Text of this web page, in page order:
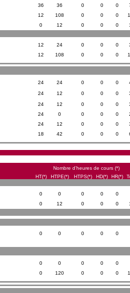
36 36 0 0 0
12 108 0 0 0
0 12 0 0 0
12 24 0 0 0
12 108 0 0 0
24 24 0 0 0
24 12 0 0 0
24 12 0 0 0
24 0 0 0 0
24 12 0 0 0
18 42 0 0 0
Nombre d’heures de cours (*)
HT(*)
HTPE(*) HTPS(*) HD(*) HR(*)
0 0 0 0 0
0 12 0 0 0
0 0 0 0 0
0 0 0 0 0
0 120 0 0 0